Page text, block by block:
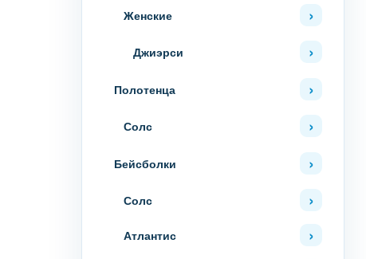
Женские
Джиэрси
Полотенца
Солс
Бейсболки
Солс
Атлантис